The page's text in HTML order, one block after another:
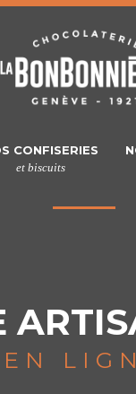
CONFISERIES
et biscuits
EN